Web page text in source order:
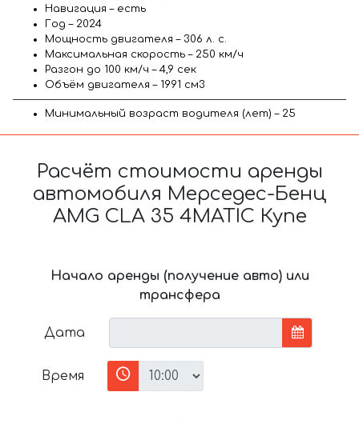
Навигация – есть
Год – 2024
Мощность двигателя – 306 л. с.
Максимальная скорость – 250 км/ч
Разгон до 100 км/ч – 4,9 сек
Объём двигателя – 1991 см3
Минимальный возраст водителя (лет) – 25
Расчёт стоимости аренды
автомобиля Мерседес-Бенц
AMG CLA 35 4MATIC Купе
Начало аренды (получение авто) или
трансфера
Дата
Время